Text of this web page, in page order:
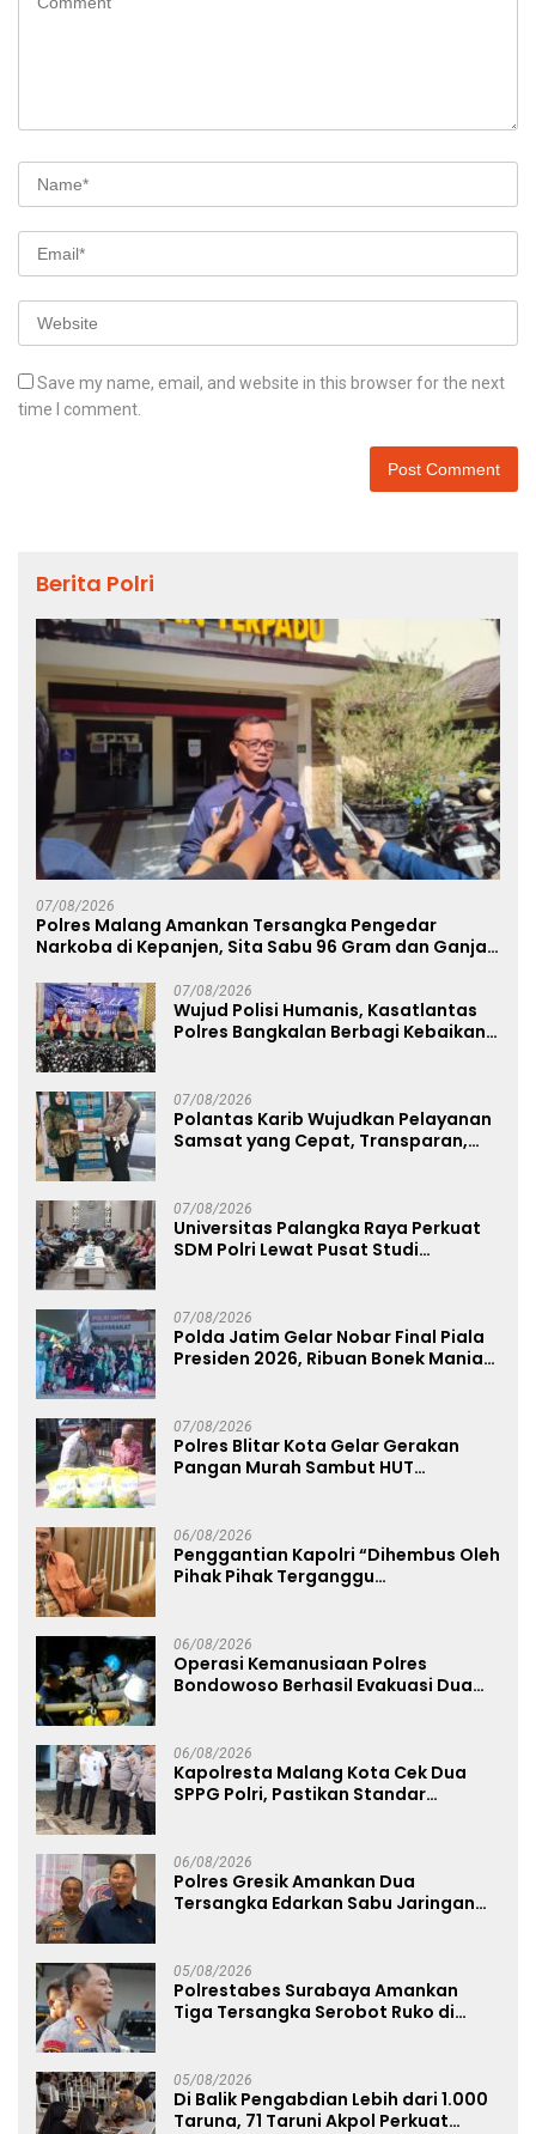
Save my name, email, and website in this browser for the next
time I comment.
Berita Polri
07/08/2026
Polres Malang Amankan Tersangka Pengedar
Narkoba di Kepanjen, Sita Sabu 96 Gram dan Ganja
07/08/2026
Wujud Polisi Humanis, Kasatlantas
Polres Bangkalan Berbagi Kebaikan
07/08/2026
Polantas Karib Wujudkan Pelayanan
Samsat yang Cepat, Transparan,
07/08/2026
Universitas Palangka Raya Perkuat
SDM Polri Lewat Pusat Studi
07/08/2026
Polda Jatim Gelar Nobar Final Piala
Presiden 2026, Ribuan Bonek Mania
07/08/2026
Polres Blitar Kota Gelar Gerakan
Pangan Murah Sambut HUT
06/08/2026
Penggantian Kapolri “Dihembus Oleh
Pihak Pihak Terganggu
06/08/2026
Operasi Kemanusiaan Polres
Bondowoso Berhasil Evakuasi Dua
06/08/2026
Kapolresta Malang Kota Cek Dua
SPPG Polri, Pastikan Standar
06/08/2026
Polres Gresik Amankan Dua
Tersangka Edarkan Sabu Jaringan
05/08/2026
Polrestabes Surabaya Amankan
Tiga Tersangka Serobot Ruko di
05/08/2026
Di Balik Pengabdian Lebih dari 1.000
Taruna, 71 Taruni Akpol Perkuat